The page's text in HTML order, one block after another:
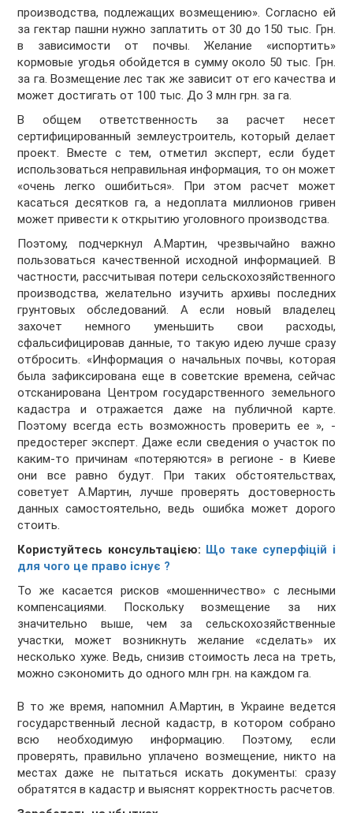
производства, подлежащих возмещению». Согласно ей
за гектар пашни нужно заплатить от 30 до 150 тыс. Грн.
в зависимости от почвы. Желание «испортить»
кормовые угодья обойдется в сумму около 50 тыс. Грн.
за га. Возмещение лес так же зависит от его качества и
может достигать от 100 тыс. До 3 млн грн. за га.
В общем ответственность за расчет несет
сертифицированный землеустроитель, который делает
проект. Вместе с тем, отметил эксперт, если будет
использоваться неправильная информация, то он может
«очень легко ошибиться». При этом расчет может
касаться десятков га, а недоплата миллионов гривен
может привести к открытию уголовного производства.
Поэтому, подчеркнул А.Мартин, чрезвычайно важно
пользоваться качественной исходной информацией. В
частности, рассчитывая потери сельскохозяйственного
производства, желательно изучить архивы последних
грунтовых обследований. А если новый владелец
захочет немного уменьшить свои расходы,
сфальсифицировав данные, то такую ​​идею лучше сразу
отбросить. «Информация о начальных почвы, которая
была зафиксирована еще в советские времена, сейчас
отсканирована Центром государственного земельного
кадастра и отражается даже на публичной карте.
Поэтому всегда есть возможность проверить ее », -
предостерег эксперт. Даже если сведения о участок по
каким-то причинам «потеряются» в регионе - в Киеве
они все равно будут. При таких обстоятельствах,
советует А.Мартин, лучше проверять достоверность
данных самостоятельно, ведь ошибка может дорого
стоить.
Користуйтесь консультацією: Що таке суперфіцій і
для чого це право існує ?
То же касается рисков «мошенничество» с лесными
компенсациями. Поскольку возмещение за них
значительно выше, чем за сельскохозяйственные
участки, может возникнуть желание «сделать» их
несколько хуже. Ведь, снизив стоимость леса на треть,
можно сэкономить до одного млн грн. на каждом га.
В то же время, напомнил А.Мартин, в Украине ведется
государственный лесной кадастр, в котором собрано
всю необходимую информацию. Поэтому, если
проверять, правильно уплачено возмещение, никто на
местах даже не пытаться искать документы: сразу
обратятся в кадастр и выяснят корректность расчетов.